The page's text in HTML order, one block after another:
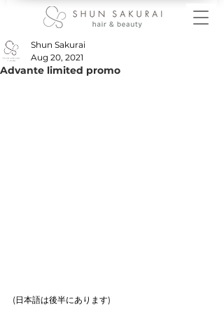
Advante limited promo
Shun Sakurai
Aug 20, 2021
(日本語は後半にあります)